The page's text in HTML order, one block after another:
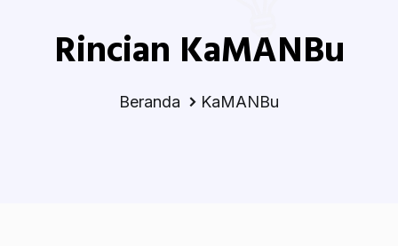
Rincian KaMANBu
Beranda KaMANBu